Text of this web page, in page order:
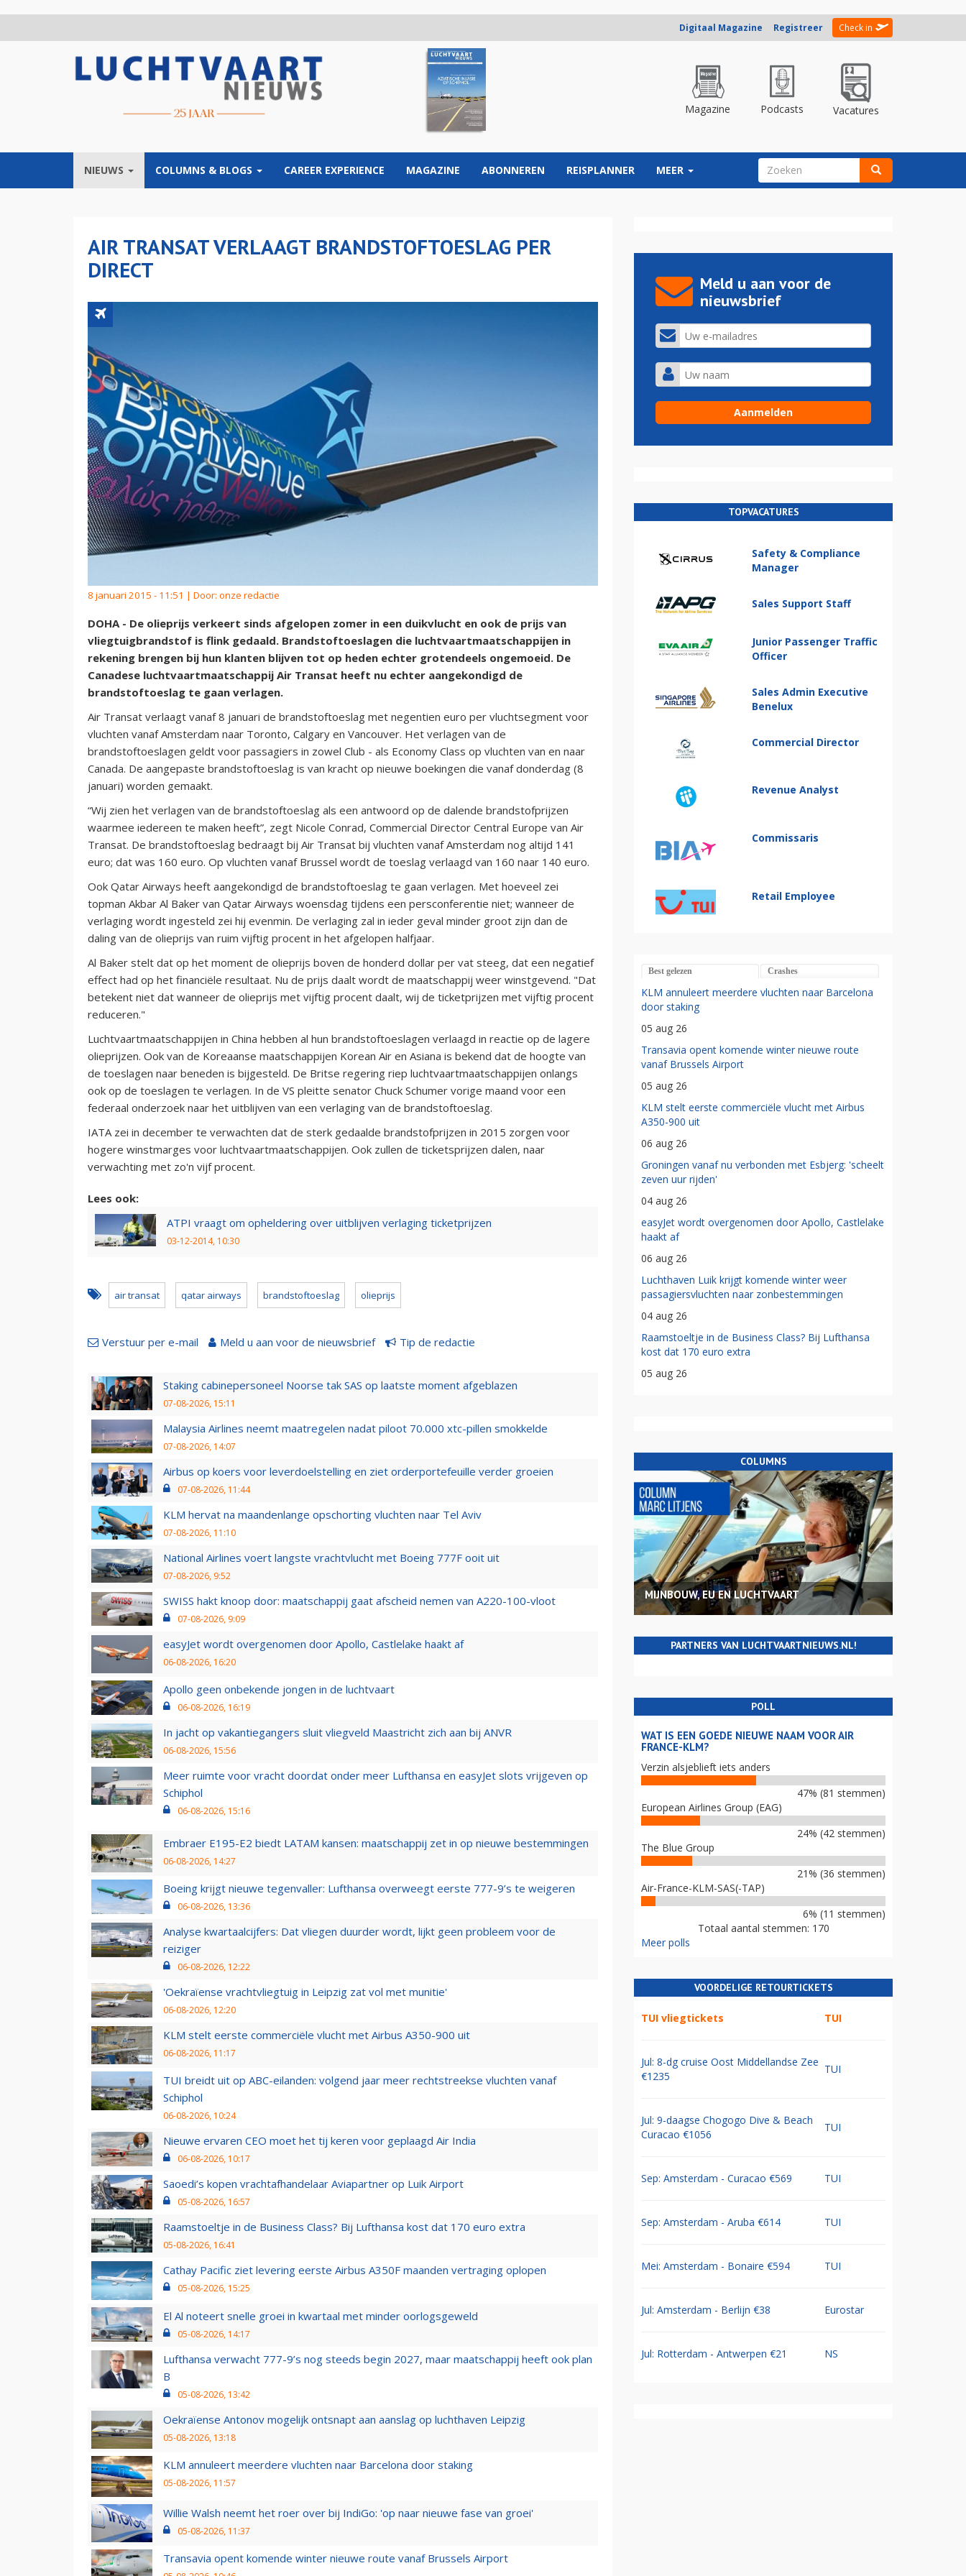
Digitaal Magazine Registreer Check in
Magazine Podcasts Vacatures
NIEUWS COLUMNS & BLOGS CAREER EXPERIENCE MAGAZINE ABONNEREN REISPLANNER MEER ZOEKVELD
AIR TRANSAT VERLAAGT BRANDSTOFTOESLAG PER
DIRECT
8 januari 2015 - 11:51 | Door: onze redactie
DOHA - De olieprijs verkeert sinds afgelopen zomer in een duikvlucht en ook de prijs van
vliegtuigbrandstof is flink gedaald. Brandstoftoeslagen die luchtvaartmaatschappijen in
rekening brengen bij hun klanten blijven tot op heden echter grotendeels ongemoeid. De
Canadese luchtvaartmaatschappij Air Transat heeft nu echter aangekondigd de
brandstoftoeslag te gaan verlagen.
Air Transat verlaagt vanaf 8 januari de brandstoftoeslag met negentien euro per vluchtsegment voor
vluchten vanaf Amsterdam naar Toronto, Calgary en Vancouver. Het verlagen van de
brandstoftoeslagen geldt voor passagiers in zowel Club - als Economy Class op vluchten van en naar
Canada. De aangepaste brandstoftoeslag is van kracht op nieuwe boekingen die vanaf donderdag (8
januari) worden gemaakt.
“Wij zien het verlagen van de brandstoftoeslag als een antwoord op de dalende brandstofprijzen
waarmee iedereen te maken heeft”, zegt Nicole Conrad, Commercial Director Central Europe van Air
Transat. De brandstoftoeslag bedraagt bij Air Transat bij vluchten vanaf Amsterdam nog altijd 141
euro; dat was 160 euro. Op vluchten vanaf Brussel wordt de toeslag verlaagd van 160 naar 140 euro.
Ook Qatar Airways heeft aangekondigd de brandstoftoeslag te gaan verlagen. Met hoeveel zei
topman Akbar Al Baker van Qatar Airways woensdag tijdens een persconferentie niet; wanneer de
verlaging wordt ingesteld zei hij evenmin. De verlaging zal in ieder geval minder groot zijn dan de
daling van de olieprijs van ruim vijftig procent in het afgelopen halfjaar.
Al Baker stelt dat op het moment de olieprijs boven de honderd dollar per vat steeg, dat een negatief
effect had op het financiële resultaat. Nu de prijs daalt wordt de maatschappij weer winstgevend. "Dat
betekent niet dat wanneer de olieprijs met vijftig procent daalt, wij de ticketprijzen met vijftig procent
reduceren."
Luchtvaartmaatschappijen in China hebben al hun brandstoftoeslagen verlaagd in reactie op de lagere
olieprijzen. Ook van de Koreaanse maatschappijen Korean Air en Asiana is bekend dat de hoogte van
de toeslagen naar beneden is bijgesteld. De Britse regering riep luchtvaartmaatschappijen onlangs
ook op de toeslagen te verlagen. In de VS pleitte senator Chuck Schumer vorige maand voor een
federaal onderzoek naar het uitblijven van een verlaging van de brandstoftoeslag.
IATA zei in december te verwachten dat de sterk gedaalde brandstofprijzen in 2015 zorgen voor
hogere winstmarges voor luchtvaartmaatschappijen. Ook zullen de ticketsprijzen dalen, naar
verwachting met zo'n vijf procent.
Lees ook:
ATPI vraagt om opheldering over uitblijven verlaging ticketprijzen
03-12-2014, 10:30
air transat qatar airways brandstoftoeslag olieprijs
Verstuur per e-mail Meld u aan voor de nieuwsbrief Tip de redactie
Staking cabinepersoneel Noorse tak SAS op laatste moment afgeblazen
07-08-2026, 15:11
Malaysia Airlines neemt maatregelen nadat piloot 70.000 xtc-pillen smokkelde
07-08-2026, 14:07
Airbus op koers voor leverdoelstelling en ziet orderportefeuille verder groeien
07-08-2026, 11:44
KLM hervat na maandenlange opschorting vluchten naar Tel Aviv
07-08-2026, 11:10
National Airlines voert langste vrachtvlucht met Boeing 777F ooit uit
07-08-2026, 9:52
SWISS hakt knoop door: maatschappij gaat afscheid nemen van A220-100-vloot
07-08-2026, 9:09
easyJet wordt overgenomen door Apollo, Castlelake haakt af
06-08-2026, 16:20
Apollo geen onbekende jongen in de luchtvaart
06-08-2026, 16:19
In jacht op vakantiegangers sluit vliegveld Maastricht zich aan bij ANVR
06-08-2026, 15:56
Meer ruimte voor vracht doordat onder meer Lufthansa en easyJet slots vrijgeven op
Schiphol
06-08-2026, 15:16
Embraer E195-E2 biedt LATAM kansen: maatschappij zet in op nieuwe bestemmingen
06-08-2026, 14:27
Boeing krijgt nieuwe tegenvaller: Lufthansa overweegt eerste 777-9’s te weigeren
06-08-2026, 13:36
Analyse kwartaalcijfers: Dat vliegen duurder wordt, lijkt geen probleem voor de
reiziger
06-08-2026, 12:22
'Oekraïense vrachtvliegtuig in Leipzig zat vol met munitie'
06-08-2026, 12:20
KLM stelt eerste commerciële vlucht met Airbus A350-900 uit
06-08-2026, 11:17
TUI breidt uit op ABC-eilanden: volgend jaar meer rechtstreekse vluchten vanaf
Schiphol
06-08-2026, 10:24
Nieuwe ervaren CEO moet het tij keren voor geplaagd Air India
06-08-2026, 10:17
Saoedi’s kopen vrachtafhandelaar Aviapartner op Luik Airport
05-08-2026, 16:57
Raamstoeltje in de Business Class? Bij Lufthansa kost dat 170 euro extra
05-08-2026, 16:41
Cathay Pacific ziet levering eerste Airbus A350F maanden vertraging oplopen
05-08-2026, 15:25
El Al noteert snelle groei in kwartaal met minder oorlogsgeweld
05-08-2026, 14:17
Lufthansa verwacht 777-9’s nog steeds begin 2027, maar maatschappij heeft ook plan
B
05-08-2026, 13:42
Oekraïense Antonov mogelijk ontsnapt aan aanslag op luchthaven Leipzig
05-08-2026, 13:18
KLM annuleert meerdere vluchten naar Barcelona door staking
05-08-2026, 11:57
Willie Walsh neemt het roer over bij IndiGo: 'op naar nieuwe fase van groei'
05-08-2026, 11:37
Transavia opent komende winter nieuwe route vanaf Brussels Airport
Meld u aan voor de
nieuwsbrief
TOPVACATURES
Safety & Compliance
Manager
Sales Support Staff
Junior Passenger Traffic
Officer
Sales Admin Executive
Benelux
Commercial Director
Revenue Analyst
Commissaris
Retail Employee
Best gelezen Crashes
KLM annuleert meerdere vluchten naar Barcelona
door staking
05 aug 26
Transavia opent komende winter nieuwe route
vanaf Brussels Airport
05 aug 26
KLM stelt eerste commerciële vlucht met Airbus
A350-900 uit
06 aug 26
Groningen vanaf nu verbonden met Esbjerg: 'scheelt
zeven uur rijden'
04 aug 26
easyJet wordt overgenomen door Apollo, Castlelake
haakt af
06 aug 26
Luchthaven Luik krijgt komende winter weer
passagiersvluchten naar zonbestemmingen
04 aug 26
Raamstoeltje in de Business Class? Bij Lufthansa
kost dat 170 euro extra
05 aug 26
COLUMNS
MIJNBOUW, EU EN LUCHTVAART
PARTNERS VAN LUCHTVAARTNIEUWS.NL!
POLL
WAT IS EEN GOEDE NIEUWE NAAM VOOR AIR
FRANCE-KLM?
Verzin alsjeblieft iets anders
47% (81 stemmen)
European Airlines Group (EAG)
24% (42 stemmen)
The Blue Group
21% (36 stemmen)
Air-France-KLM-SAS(-TAP)
6% (11 stemmen)
Totaal aantal stemmen: 170
Meer polls
VOORDELIGE RETOURTICKETS
TUI vliegtickets TUI
Jul: 8-dg cruise Oost Middellandse Zee
€1235
TUI
Jul: 9-daagse Chogogo Dive & Beach
Curacao €1056
TUI
Sep: Amsterdam - Curacao €569 TUI
Sep: Amsterdam - Aruba €614 TUI
Mei: Amsterdam - Bonaire €594 TUI
Jul: Amsterdam - Berlijn €38 Eurostar
Jul: Rotterdam - Antwerpen €21 NS